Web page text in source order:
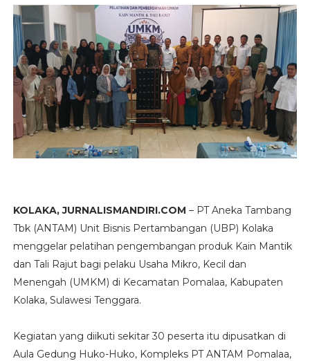
KOLAKA, JURNALISMANDIRI.COM – PT Aneka Tambang
Tbk (ANTAM) Unit Bisnis Pertambangan (UBP) Kolaka
menggelar pelatihan pengembangan produk Kain Mantik
dan Tali Rajut bagi pelaku Usaha Mikro, Kecil dan
Menengah (UMKM) di Kecamatan Pomalaa, Kabupaten
Kolaka, Sulawesi Tenggara.
Kegiatan yang diikuti sekitar 30 peserta itu dipusatkan di
Aula Gedung Huko-Huko, Kompleks PT ANTAM Pomalaa,